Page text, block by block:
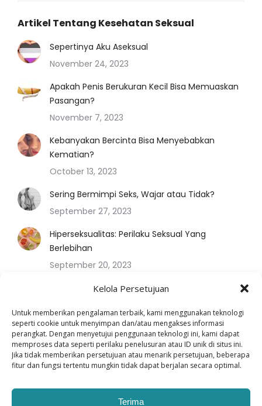
Kelola Persetujuan
Untuk memberikan pengalaman terbaik, kami menggunakan teknologi
seperti cookie untuk menyimpan dan/atau mengakses informasi
perangkat. Dengan menyetujui penggunaan teknologi ini, kami dapat
memproses data seperti perilaku penelusuran atau ID unik di situs ini.
Jika tidak memberikan persetujuan atau menarik persetujuan, beberapa
fitur dan fungsi tertentu mungkin tidak dapat berjalan secara optimal.
Terima
Artikel Tentang Kesehatan Seksual
Sepertinya Aku Aseksual
November 24, 2023
Apakah Penis Berukuran Kecil Bisa Memuaskan
Pasangan?
November 7, 2023
Kebanyakan Bercinta Bisa Menyebabkan
Kematian?
October 13, 2023
Sering Bermimpi Seks, Wajar atau Tidak?
September 27, 2023
Hiperseksualitas: Perilaku Seksual Yang
Berlebihan
September 20, 2023
Kegiatan Seks Saat Menstruasi